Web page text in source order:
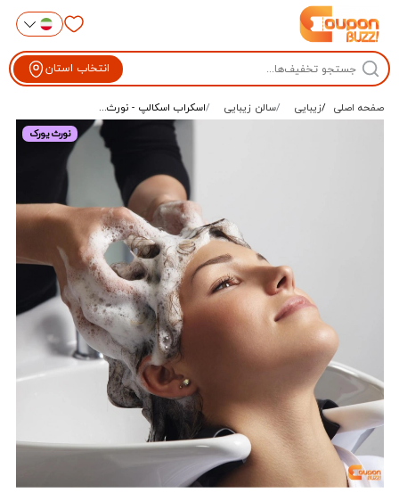
انتخاب استان
صفحه اصلی زیبایی سالن زیبایی اسکراب اسکالپ - نورث...
نورث یورک